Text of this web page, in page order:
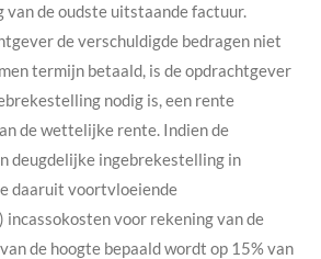
de oudste uitstaande factuur.
de verschuldigde bedragen niet
termijn betaald, is de opdrachtgever
nodig is, een rente
de wettelijke rente. Indien de
deugdelijke ingebrekestelling in
daaruit voortvloeiende
voor rekening van de
de hoogte bepaald wordt op 15% van